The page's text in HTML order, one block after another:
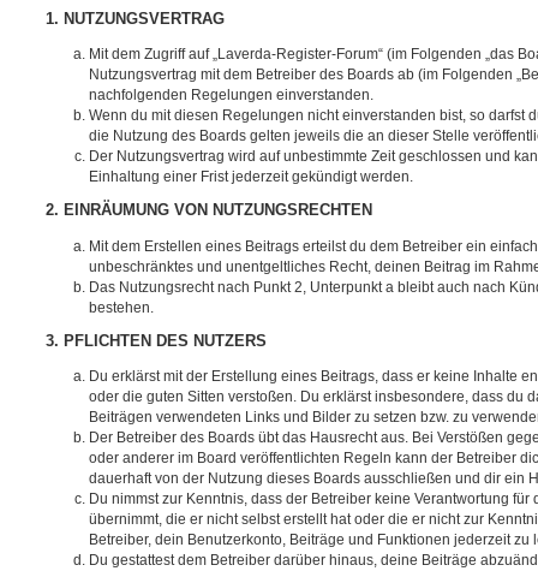
1. NUTZUNGSVERTRAG
Mit dem Zugriff auf „Laverda-Register-Forum“ (im Folgenden „das
Nutzungsvertrag mit dem Betreiber des Boards ab (im Folgenden
nachfolgenden Regelungen einverstanden.
Wenn du mit diesen Regelungen nicht einverstanden bist, so darfst
die Nutzung des Boards gelten jeweils die an dieser Stelle
Der Nutzungsvertrag wird auf unbestimmte Zeit geschlossen und
Einhaltung einer Frist jederzeit gekündigt werden.
2. EINRÄUMUNG VON NUTZUNGSRECHTEN
Mit dem Erstellen eines Beitrags erteilst du dem Betreiber ein
unbeschränktes und unentgeltliches Recht, deinen Beitrag im
Das Nutzungsrecht nach Punkt 2, Unterpunkt a bleibt auch nach
bestehen.
3. PFLICHTEN DES NUTZERS
Du erklärst mit der Erstellung eines Beitrags, dass er keine Inhalte
oder die guten Sitten verstoßen. Du erklärst insbesondere, dass du
Beiträgen verwendeten Links und Bilder zu setzen bzw. zu
Der Betreiber des Boards übt das Hausrecht aus. Bei Verstößen
oder anderer im Board veröffentlichten Regeln kann der Betreiber
dauerhaft von der Nutzung dieses Boards ausschließen und dir ein
Du nimmst zur Kenntnis, dass der Betreiber keine Verantwortung für
übernimmt, die er nicht selbst erstellt hat oder die er nicht zur
Betreiber, dein Benutzerkonto, Beiträge und Funktionen jederzeit zu
Du gestattest dem Betreiber darüber hinaus, deine Beiträge